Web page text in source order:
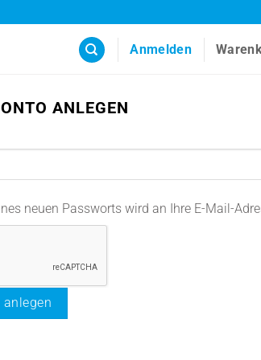
Anmelden
ANLEGEN
neuen Passworts wird an Ihre E-Mail-
anlegen